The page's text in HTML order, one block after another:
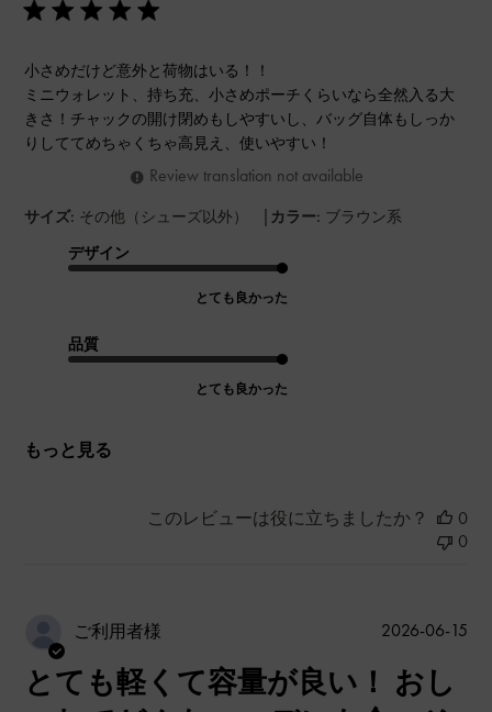
小さめだけど意外と荷物はいる！！
ミニウォレット、持ち充、小さめポーチくらいなら全然入る大
きさ！チャックの開け閉めもしやすいし、バッグ自体もしっか
りしててめちゃくちゃ高見え、使いやすい！
サイズ: その他（シューズ以外） | カラー: ブラウン系
デザイン
とても良かった
品質
とても良かった
もっと見る
Review translation not available
このレビューは役に立ちましたか？
0
0
ご利用者様
とても軽くて容量が良い！ おし
公
2026-06-15